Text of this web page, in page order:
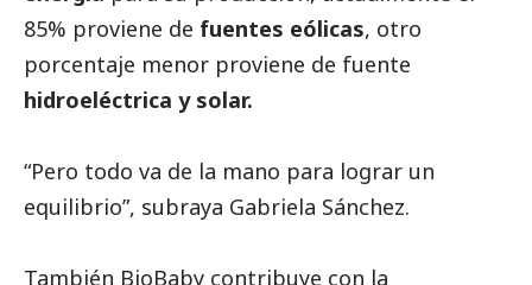
85% proviene de fuentes eólicas, otro
porcentaje menor proviene de fuente
hidroeléctrica y solar.
“Pero todo va de la mano para lograr un
equilibrio”, subraya Gabriela Sánchez.
También BioBaby contribuye con la